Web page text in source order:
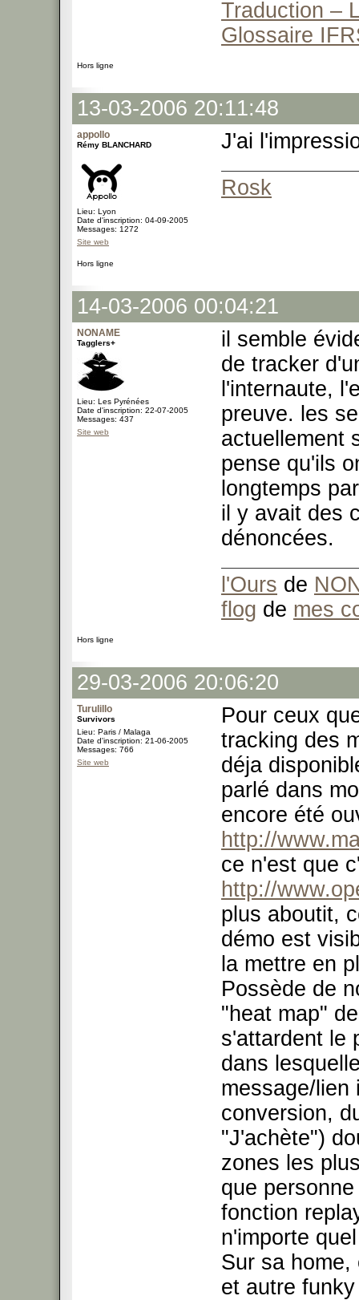
Traduction –
Glossaire
Hors ligne
13-03-2006 20:11:48
appollo
Rémy BLANCHARD
Lieu: Lyon
Date d'inscription: 04-09-2005
Messages: 1272
Site web
J'ai
Rosk
Hors ligne
14-03-2006 00:04:21
NONAME
Tagglers+
Lieu: Les Pyrénées
Date d'inscription: 22-07-2005
Messages: 437
Site web
il semble
de tracker
l'internaute,
preuve. les
actuellement
pense qu'ils
longtemps
il y avait des
dénoncées.
l'Ours de
flog de mes
Hors ligne
29-03-2006 20:06:20
Turulillo
Survivors
Lieu: Paris / Malaga
Date d'inscription: 21-06-2005
Messages: 766
Site web
Pour ceux
tracking des
déja
parlé dans
encore été
http://
ce n'est que
http://
plus aboutit,
démo est
la mettre en
Possède de
"heat map"
s'attardent le
dans
message/lien
conversion,
"J'achète")
zones les
que
fonction
n'importe
Sur sa
et autre